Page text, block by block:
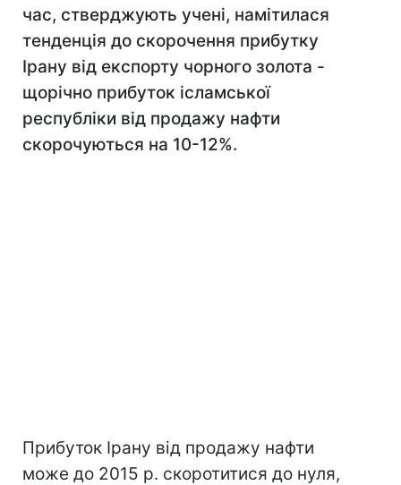
час, стверджують учені, намітилася
тенденція до скорочення прибутку
Ірану від експорту чорного золота -
щорічно прибуток ісламської
республіки від продажу нафти
скорочуються на 10-12%.
Прибуток Ірану від продажу нафти
може до 2015 р. скоротитися до нуля,